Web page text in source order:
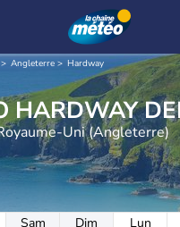
Angleterre Hardway
METEO HARDWAY
Uni (Angleterre)
Sam
Dim
Lun